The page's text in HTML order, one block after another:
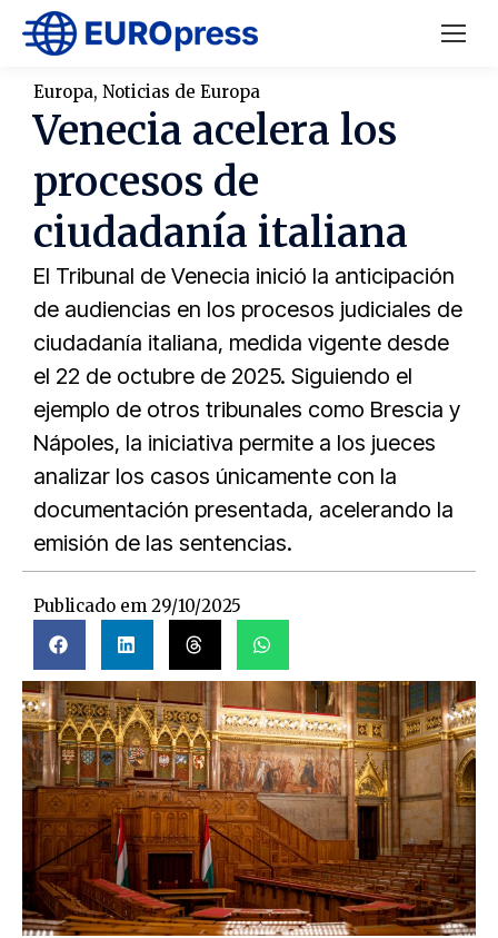
Europa, Noticias de Europa
Venecia acelera los
procesos de
ciudadanía italiana
El Tribunal de Venecia inició la anticipación
de audiencias en los procesos judiciales de
ciudadanía italiana, medida vigente desde
el 22 de octubre de 2025. Siguiendo el
ejemplo de otros tribunales como Brescia y
Nápoles, la iniciativa permite a los jueces
analizar los casos únicamente con la
documentación presentada, acelerando la
emisión de las sentencias.
Publicado em 29/10/2025